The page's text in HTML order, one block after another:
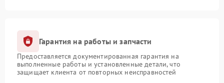
Гарантия на работы и запчасти
Предоставляется документированная гарантия на
выполненные работы и установленные детали, что
защищает клиента от повторных неисправностей